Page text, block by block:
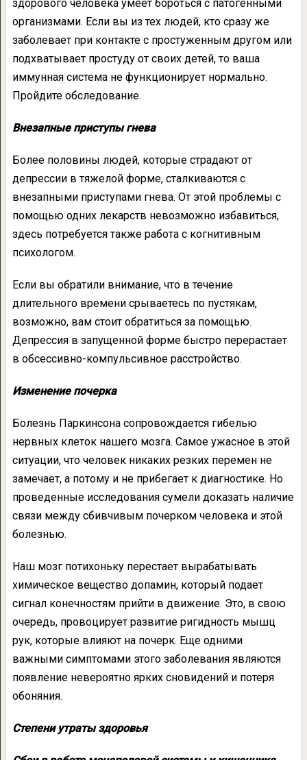
здорового человека умеет бороться с патогенными
организмами. Если вы из тех людей, кто сразу же
заболевает при контакте с простуженным другом или
подхватывает простуду от своих детей, то ваша
иммунная система не функционирует нормально.
Пройдите обследование.
Внезапные приступы гнева
Более половины людей, которые страдают от
депрессии в тяжелой форме, сталкиваются с
внезапными приступами гнева. От этой проблемы с
помощью одних лекарств невозможно избавиться,
здесь потребуется также работа с когнитивным
психологом.
Если вы обратили внимание, что в течение
длительного времени срываетесь по пустякам,
возможно, вам стоит обратиться за помощью.
Депрессия в запущенной форме быстро перерастает
в обсессивно-компульсивное расстройство.
Изменение почерка
Болезнь Паркинсона сопровождается гибелью
нервных клеток нашего мозга. Самое ужасное в этой
ситуации, что человек никаких резких перемен не
замечает, а потому и не прибегает к диагностике. Но
проведенные исследования сумели доказать наличие
связи между сбивчивым почерком человека и этой
болезнью.
Наш мозг потихоньку перестает вырабатывать
химическое вещество допамин, который подает
сигнал конечностям прийти в движение. Это, в свою
очередь, провоцирует развитие ригидность мышц
рук, которые влияют на почерк. Еще одними
важными симптомами этого заболевания являются
появление невероятно ярких сновидений и потеря
обоняния.
Степени утраты здоровья